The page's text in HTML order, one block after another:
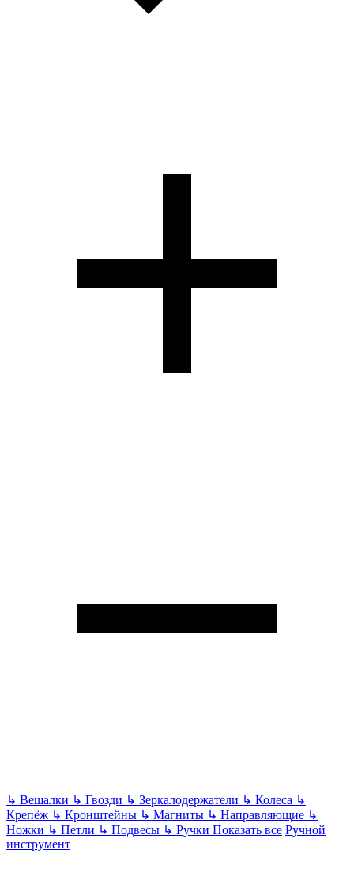
↳ Вешалки ↳ Гвозди ↳ Зеркалодержатели ↳ Колеса ↳
Крепёж ↳ Кронштейны ↳ Магниты ↳ Направляющие ↳
Ножки ↳ Петли ↳ Подвесы ↳ Ручки Показать все Ручной
инструмент